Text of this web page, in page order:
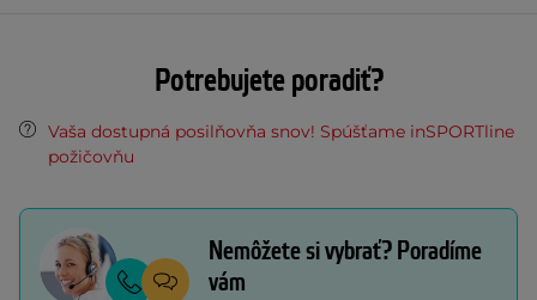
Potrebujete poradiť?
Vaša dostupná posilňovňa snov! Spúšťame inSPORTline
požičovňu
Nemôžete si vybrať? Poradíme
vám